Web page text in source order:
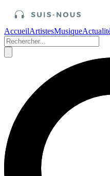
AccueilArtistesMusique